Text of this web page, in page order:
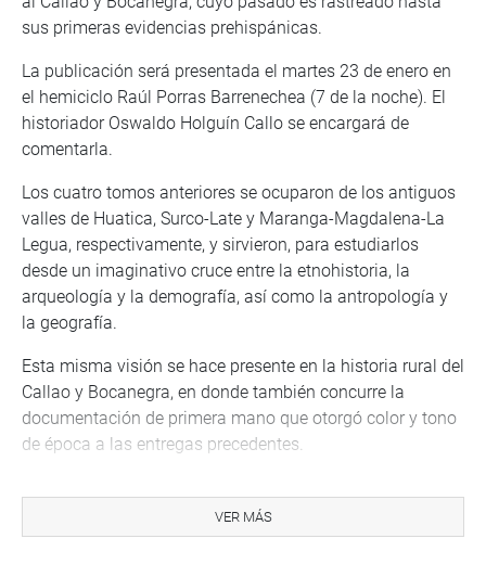
sus primeras evidencias prehispánicas.
La publicación será presentada el martes 23 de enero en
el hemiciclo Raúl Porras Barrenechea (7 de la noche). El
historiador Oswaldo Holguín Callo se encargará de
comentarla.
Los cuatro tomos anteriores se ocuparon de los antiguos
valles de Huatica, Surco-Late y Maranga-Magdalena-La
Legua, respectivamente, y sirvieron, para estudiarlos
desde un imaginativo cruce entre la etnohistoria, la
arqueología y la demografía, así como la antropología y
la geografía.
Esta misma visión se hace presente en la historia rural del
Callao y Bocanegra, en donde también concurre la
documentación de primera mano que otorgó color y tono
de época a las entregas precedentes.
protagonismo de los conflictivos cambios de propiedad—,
descripciones de costumbres y apuntes sobre la
VER MÁS